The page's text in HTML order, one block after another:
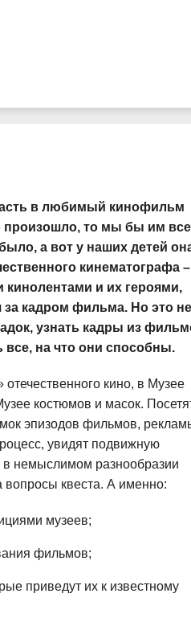
в любимый кинофильм
произошло, то мы бы им
а вот у наших детей
кинематографа
и их героями,
за кадром фильма. Но это не
узнать кадры из
на что они способны.
кино, в Музее
костюмов и масок.
эпизодов фильмов,
увидят подвижную
в немыслимом разнообразии
вопросы квеста. А именно:
музеев;
фильмов;
приведут их к известному